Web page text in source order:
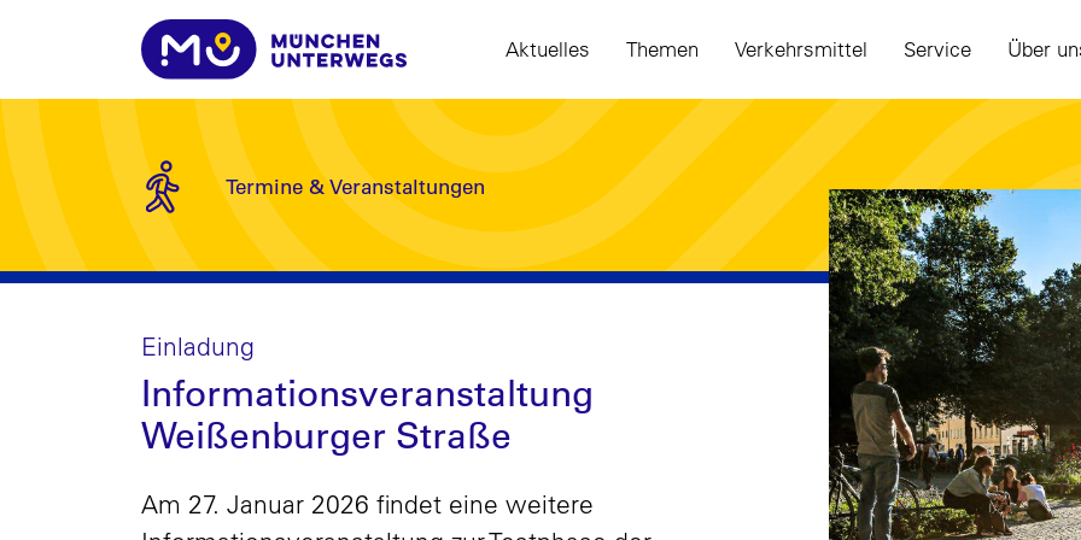
Aktuelles Themen Verkehrsmittel Service Über
Termine & Veranstaltungen
Einladung
Informationsveranstaltung
Weißenburger Straße
Am 27. Januar 2026 findet eine weitere